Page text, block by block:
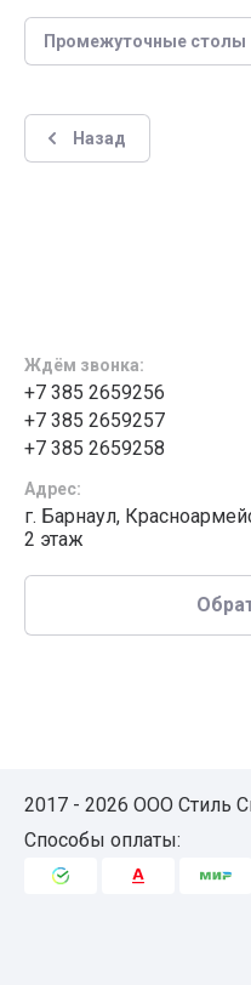
Промежуточные столы
Назад
Ждём звонка:
+7 385 2659256
+7 385 2659257
+7 385 2659258
Адрес:
г. Барнаул,
2 этаж
2017 - 2026 ООО Стиль
Способы оплаты: